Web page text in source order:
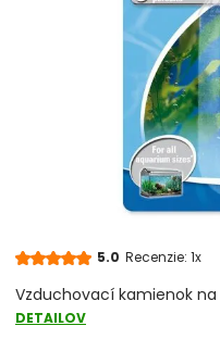
Reverzná osmóza
Vzduchovací motorček,
5.0 Recenzie: 1x
Vzduchovací kamienok
DETAILOV